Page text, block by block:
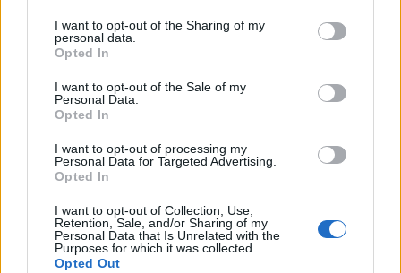
not limited to your visit or usage behaviour. You may click to
grant or deny consent to Google and its third-party tags to
use your data for below specified purposes in below Google
consent section.
I want to opt-out of the Sharing of my
personal data.
Opted In
I want to opt-out of the Sale of my
Personal Data.
Opted In
I want to opt-out of processing my
Personal Data for Targeted Advertising.
Opted In
I want to opt-out of Collection, Use,
Retention, Sale, and/or Sharing of my
Personal Data that Is Unrelated with the
Purposes for which it was collected.
Opted Out
Καμία χαρά για τα χαστούκια στον Ερντογάν
Πέμπτη 11 Απριλίου 2019, 21:00
ΑΠΟΨΕΙΣ